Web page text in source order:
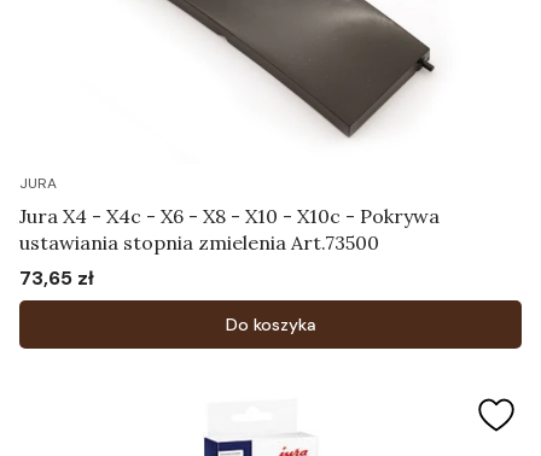
JURA
Jura X4 - X4c - X6 - X8 - X10 - X10c - Pokrywa
ustawiania stopnia zmielenia Art.73500
Cena
73,65 zł
Do koszyka